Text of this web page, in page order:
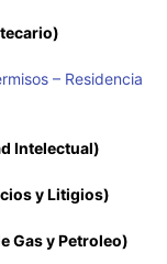
– Residencia
Intelectual)
y Litigios)
Gas y Petroleo)